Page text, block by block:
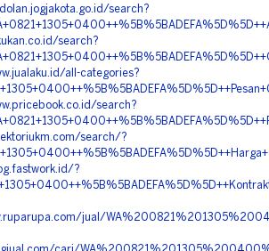
search?
search?
all-categories?
search?
search/?
?
jual/